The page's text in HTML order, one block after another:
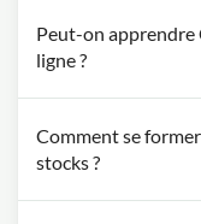
Peut-on apprendre
ligne ?
Comment se
stocks ?